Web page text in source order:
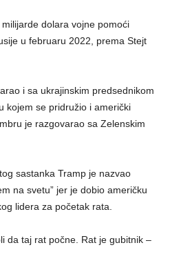
dolara vojne pomoći
u februaru 2022, prema Stejt
i sa ukrajinskim predsednikom
kojem se pridružio i američki
je razgovarao sa Zelenskim
sastanka Tramp je nazvao
na svetu” jer je dobio američku
lidera za početak rata.
da taj rat počne. Rat je gubitnik –